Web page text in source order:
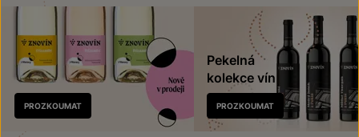
Nově
v prodeji
PROZKOUMAT
Pekelná
kolekce vín
PROZKOUMAT